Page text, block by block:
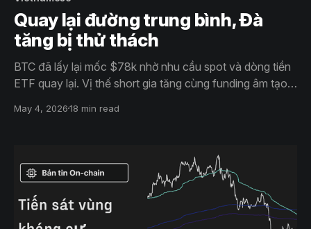
Quay lại đường trung bình, Đà
tăng bị thử thách
BTC đã lấy lại mốc $78k nhờ nhu cầu spot và dòng tiền
ETF quay lại. Vị thế short gia tăng cùng funding âm tạo
và biến động thấp cho thấy thị trường vẫn thận trọng,
May 4, 202618 min read